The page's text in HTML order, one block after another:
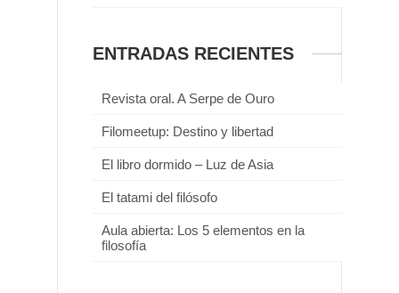
ENTRADAS RECIENTES
Revista oral. A Serpe de Ouro
Filomeetup: Destino y libertad
El libro dormido – Luz de Asia
El tatami del filósofo
Aula abierta: Los 5 elementos en la
filosofía